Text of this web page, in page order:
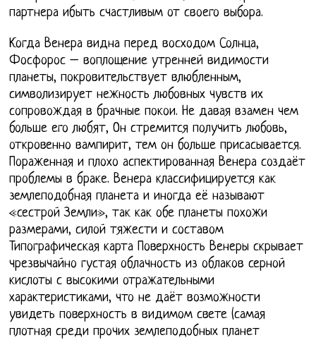
партнера ибыть счастливым от своего выбора.
Когда Венера видна перед восходом Солнца,
Фосфорос – воплощение утренней видимости
планеты, покровительствует влюбленным,
символизирует нежность любовных чувств их
сопровождая в брачные покои. Не давая взамен чем
больше его любят, Он стремится получить любовь,
откровенно вампирит, тем он больше присасывается.
Пораженная и плохо аспектированная Венера создаёт
проблемы в браке. Венера классифицируется как
землеподобная планета и иногда её называют
«сестрой Земли», так как обе планеты похожи
размерами, силой тяжести и составом
Типографическая карта Поверхность Венеры скрывает
чрезвычайно густая облачность из облаков серной
кислоты с высокими отражательными
характеристиками, что не даёт возможности
увидеть поверхность в видимом свете (самая
плотная среди прочих землеподобных планет